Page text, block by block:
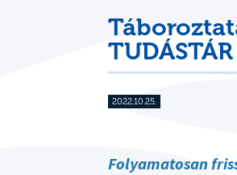
2022.10.25.
Folyamatosan